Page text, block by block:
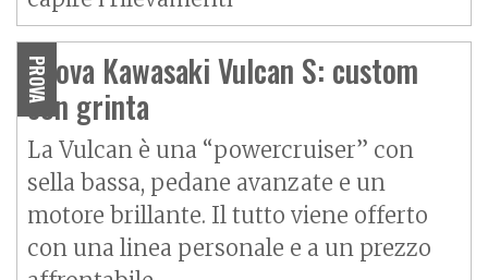
PROVA
Prova Kawasaki Vulcan S: custom
con grinta
La Vulcan è una “powercruiser” con
sella bassa, pedane avanzate e un
motore brillante. Il tutto viene offerto
con una linea personale e a un prezzo